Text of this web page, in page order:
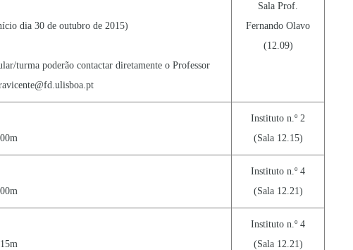
dia 30 de outubro de 2015)
turma poderão contactar diretamente o Professor
Sala Prof.
Fernando Olavo
(12.09)
Instituto n.º 2
(Sala 12.15)
Instituto n.º 4
(Sala 12.21)
Instituto n.º 4
(Sala 12.21)